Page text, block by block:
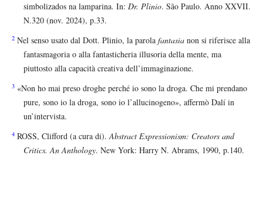
simbolizados na lamparina. In: Dr. Plinio. São Paulo. Anno XXVII.
N.320 (nov. 2024), p.33.
2 Nel senso usato dal Dott. Plinio, la parola fantasia non si riferisce alla
fantasmagoria o alla fantasticheria illusoria della mente, ma
piuttosto alla capacità creativa dell’immaginazione.
3 «Non ho mai preso droghe perché io sono la droga. Che mi prendano
pure, sono io la droga, sono io l’allucinogeno», affermò Dalí in
un’intervista.
4 ROSS, Clifford (a cura di).Abstract Expressionism: Creators and
Critics. An Anthology. New York: Harry N. Abrams, 1990, p.140.